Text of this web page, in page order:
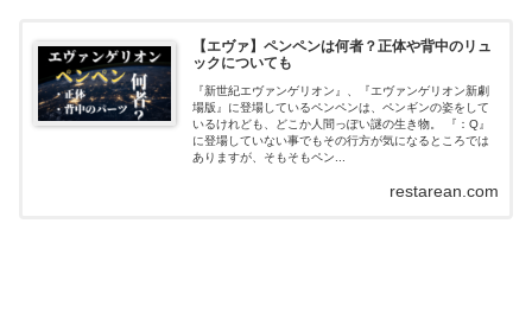
【エヴァ】ペンペンは何者？正体や背中のリュ
ックについても
『新世紀エヴァンゲリオン』、『エヴァンゲリオン新劇
場版』に登場しているペンペンは、ペンギンの姿をして
いるけれども、どこか人間っぽい謎の生き物。 『：Q』
に登場していない事でもその行方が気になるところでは
ありますが、そもそもペン...
restarean.com